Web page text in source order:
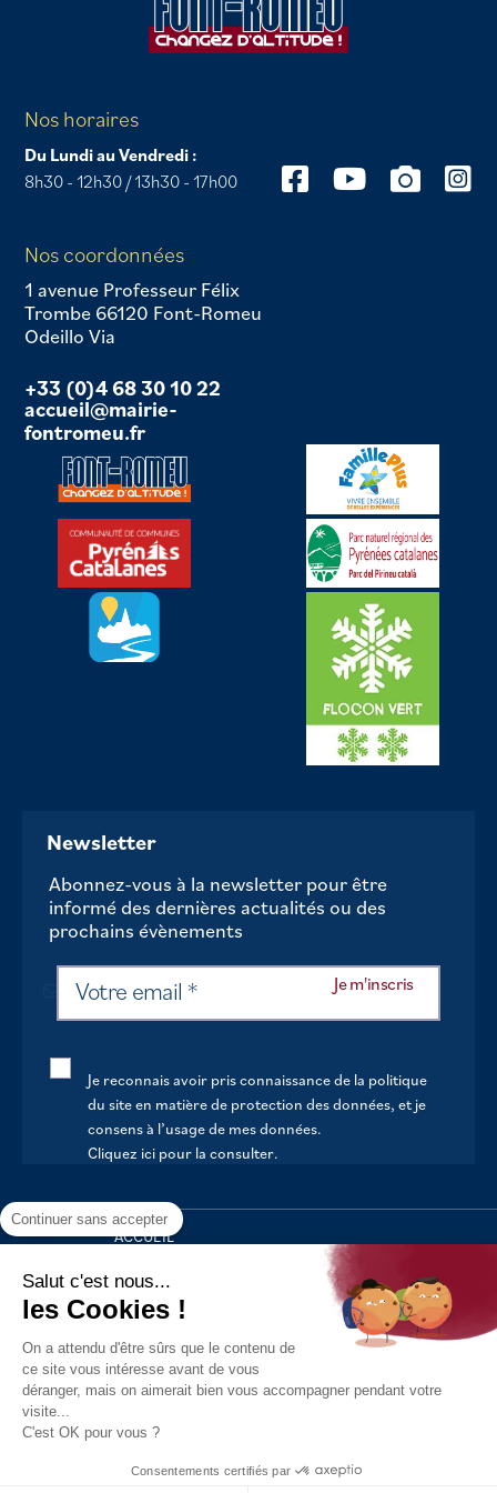
Nos horaires
Du Lundi au Vendredi :
8h30 - 12h30 / 13h30 - 17h00
Nos coordonnées
1 avenue Professeur Félix
Trombe 66120 Font-Romeu
Odeillo Via
+33 (0)4 68 30 10 22
accueil@mairie-
fontromeu.fr
Newsletter
Abonnez-vous à la newsletter pour être
informé des dernières actualités ou des
prochains évènements
Je reconnais avoir pris connaissance de la politique
du site en matière de protection des données, et je
consens à l’usage de mes données.
Cliquez ici pour la consulter.
ACCUEIL
VOTRE MAIRIE
VOTRE QUOTIDIEN
AU FIL DE LA VIE
LOISIRS
S’INFORMER
Politique de confidentialité Mentions légales
Continuer sans accepter
Salut c'est nous...
les Cookies !
On a attendu d'être sûrs que le contenu de
ce site vous intéresse avant de vous
déranger, mais on aimerait bien vous accompagner pendant votre
visite...
C'est OK pour vous ?
Consentements certifiés par